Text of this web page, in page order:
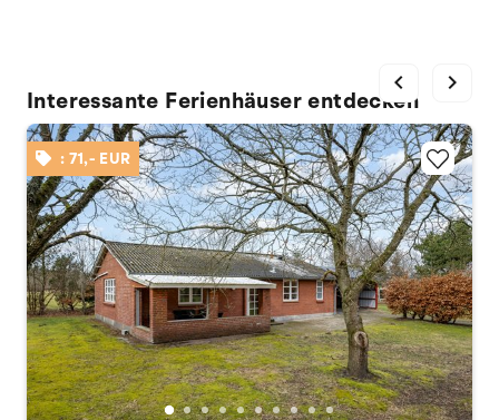
Interessante Ferienhäuser entdecken
: 71,- EUR
chevron_left chevron_right